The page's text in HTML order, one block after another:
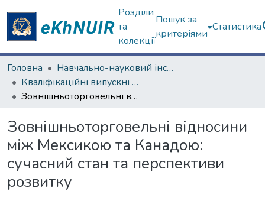
Розділи
та
колекції
Пошук за
критеріями
Статистика
Головна
Навчально-науковий інститут "Каразінський інститут міжнародних відносин та туристичного бізнесу"
Кваліфікаційні випускні роботи магістрів. Навчально-науковий інститут "Каразінський інститут міжнародних відносин та туристичного бізнесу"
Зовнішньоторговельні відносини між Мексикою та Канадою: сучасний стан та перспективи розвитку
Зовнішньоторговельні відносини
між Мексикою та Канадою:
сучасний стан та перспективи
розвитку